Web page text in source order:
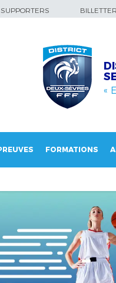
«
FORMATIONS